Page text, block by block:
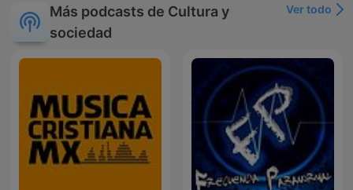
Más podcasts de Cultura y
sociedad
Ver todo